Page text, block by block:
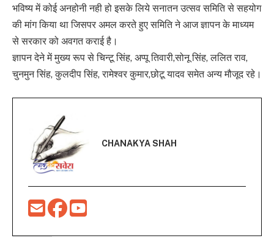
भविष्य में कोई अनहोनी नही हो इसके लिये सनातन उत्सव समिति से सहयोग
की मांग किया था जिसपर अमल करते हुए समिति ने आज ज्ञापन के माध्यम
से सरकार को अवगत कराई है।
ज्ञापन देने में मुख्य रूप से चिन्टू सिंह, अप्पू तिवारी,सोनू सिंह, ललित राव,
चुनमुन सिंह, कुलदीप सिंह, रामेश्वर कुमार,छोटू यादव समेत अन्य मौजूद रहे।
CHANAKYA SHAH